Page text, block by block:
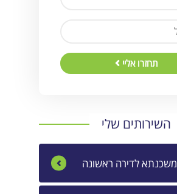
תחזרו אליי
השירותים שלי
משכנתא לדירה ראשונה